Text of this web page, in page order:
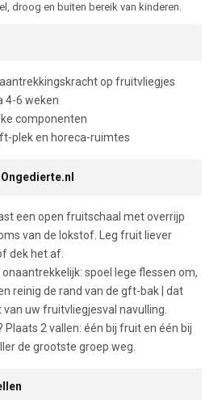
droog en buiten bereik van kinderen.
op fruitvliegjes
4-6 weken
componenten
plek en horeca-ruimtes
een open fruitschaal met overrijp
van de lokstof. Leg fruit liever
dek het af.
onaantrekkelijk: spoel lege flessen om,
reinig de rand van de gft-bak | dat
uw fruitvliegjesval navulling.
Plaats 2 vallen: één bij fruit en één bij
de grootste groep weg.